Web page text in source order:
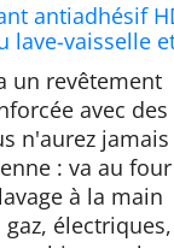
antiadhésif
lave-vaisselle
un revêtement
avec des
n'aurez jamais
: va au four
à la main
électriques,